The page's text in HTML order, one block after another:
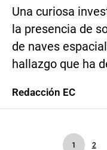
Una curiosa
la presencia de
de naves
hallazgo que ha
Redacción EC
1 2